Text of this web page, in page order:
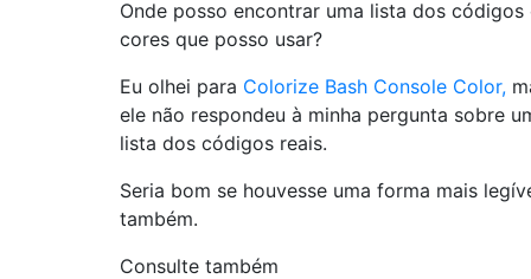
Onde posso encontrar uma lista dos códigos
cores que posso usar?
Eu olhei para Colorize Bash Console Color,
ele não respondeu à minha pergunta sobre
lista dos códigos reais.
Seria bom se houvesse uma forma mais
também.
Consulte também